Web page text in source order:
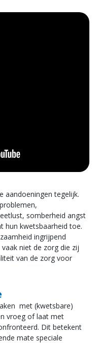
aandoeningen tegelijk.
somberheid angst
hun kwetsbaarheid toe.
ingrijpend
niet de zorg die zij
van de zorg voor
met (kwetsbare)
vroeg of laat met
Dit betekent
mate speciale